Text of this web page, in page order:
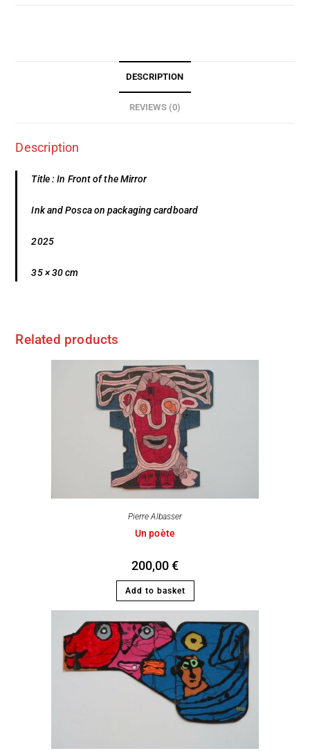
DESCRIPTION
REVIEWS (0)
Description
Title : In Front of the Mirror
Ink and Posca on packaging cardboard
2025
35 × 30 cm
Related products
Pierre Albasser
Un poète
200,00€
Add to basket